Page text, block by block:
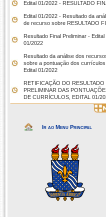
Edital 01/2022 - RESULTADO
Edital 01/2022 - Resultado da
de recurso sobre RESULTADO
Resultado Final Preliminar - Edital
01/2022
Resultado da análise dos
sobre a pontuação dos
Edital 01/2022
RETIFICAÇÃO DO RESULTADO
PRELIMINAR DAS
DE CURRÍCULOS, EDITAL 01/
Ir ao Menu Principal